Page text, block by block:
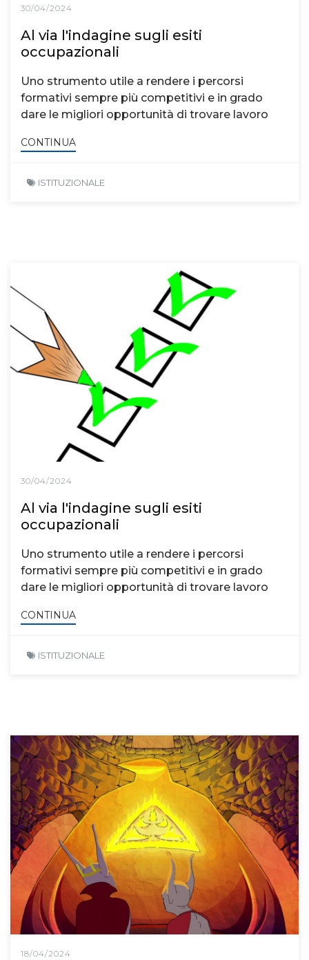
30/04/2024
Al via l'indagine sugli esiti
occupazionali
Uno strumento utile a rendere i percorsi
formativi sempre più competitivi e in grado
dare le migliori opportunità di trovare lavoro
CONTINUA
ISTITUZIONALE
30/04/2024
Al via l'indagine sugli esiti
occupazionali
Uno strumento utile a rendere i percorsi
formativi sempre più competitivi e in grado
dare le migliori opportunità di trovare lavoro
CONTINUA
ISTITUZIONALE
18/04/2024